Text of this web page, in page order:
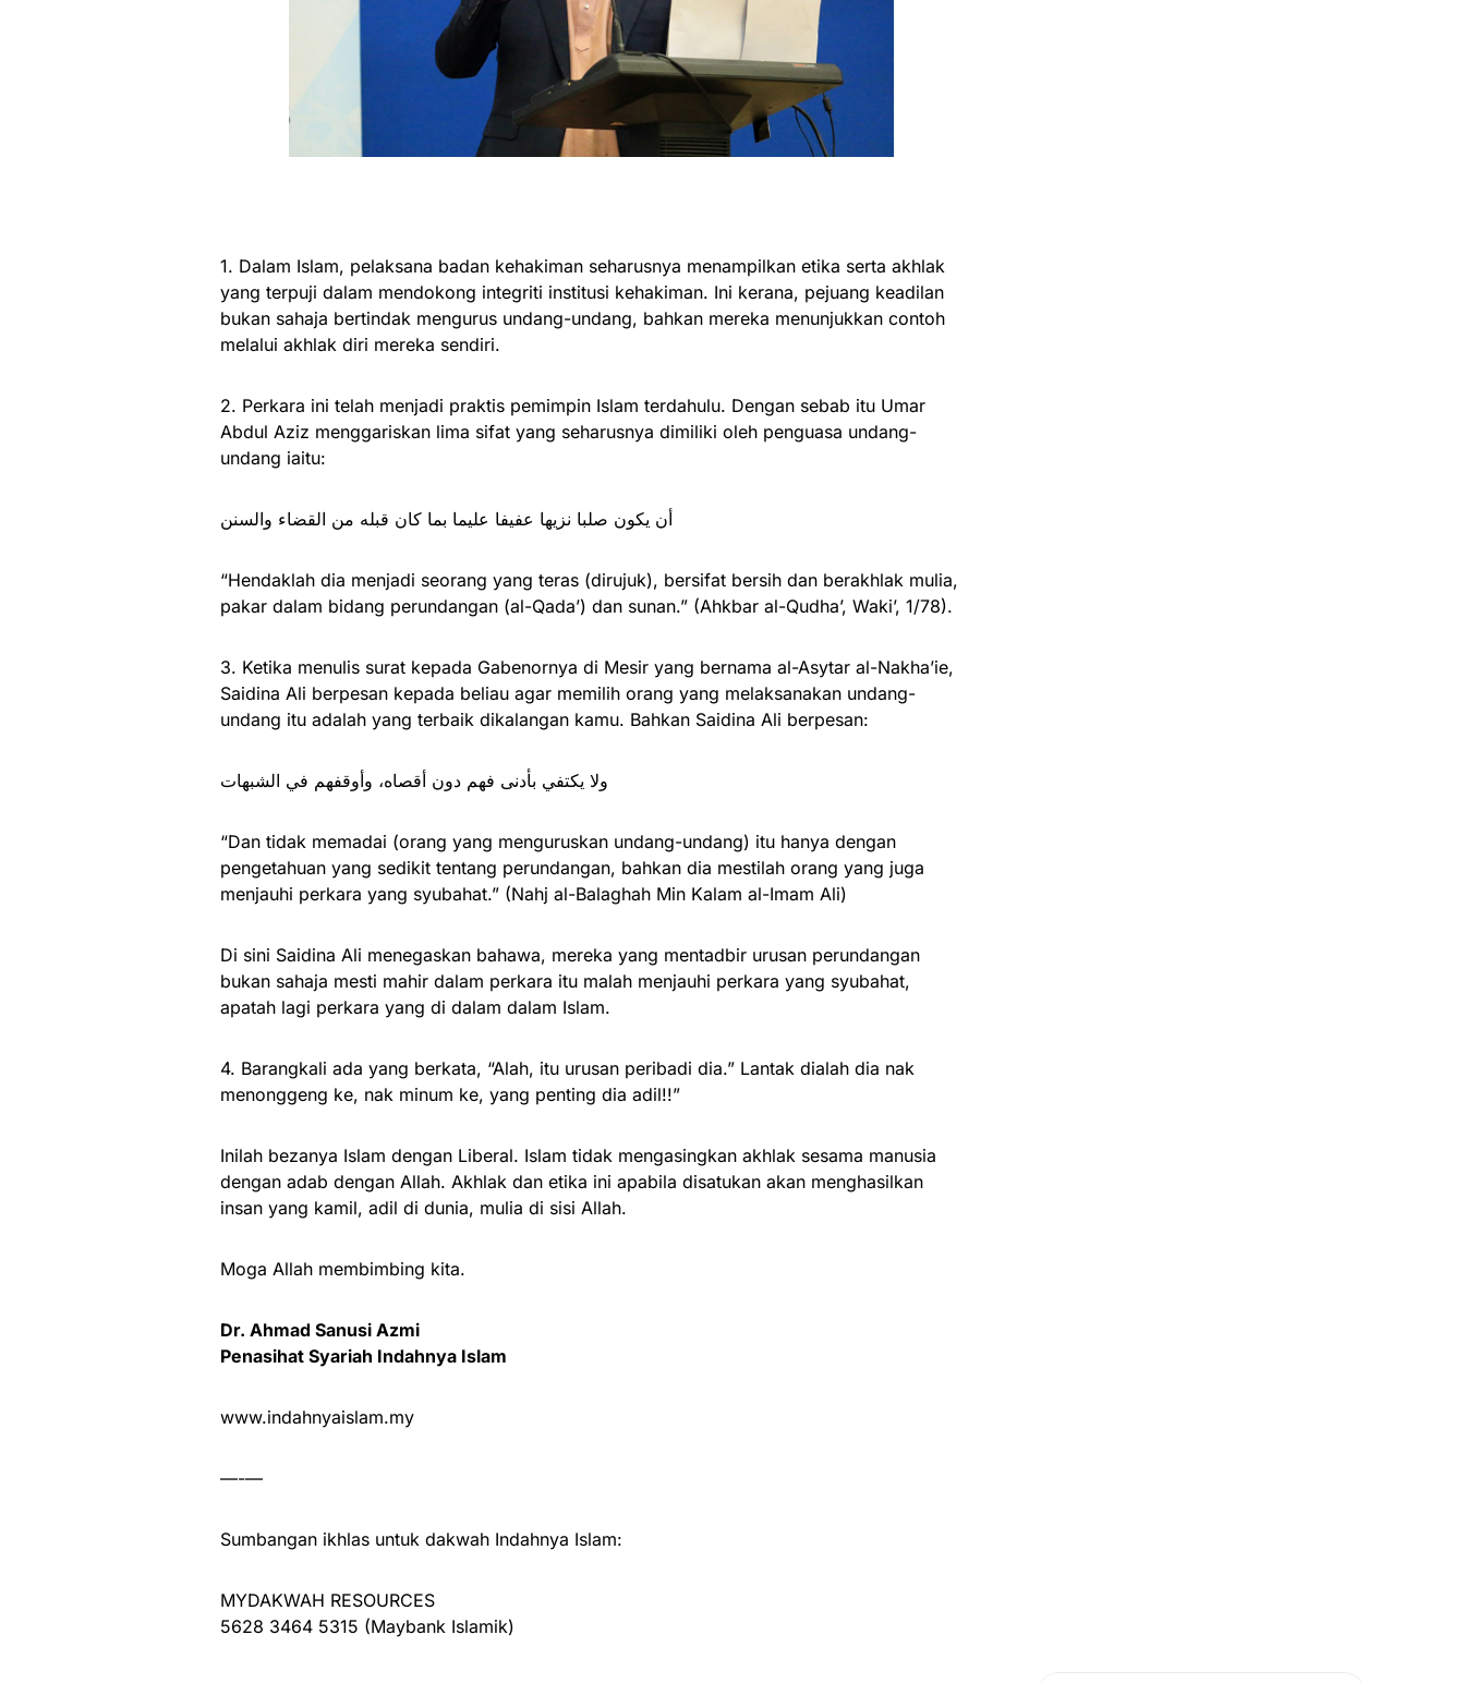
1. Dalam Islam, pelaksana badan kehakiman seharusnya menampilkan etika serta akhlak
yang terpuji dalam mendokong integriti institusi kehakiman. Ini kerana, pejuang keadilan
bukan sahaja bertindak mengurus undang-undang, bahkan mereka menunjukkan contoh
melalui akhlak diri mereka sendiri.
2. Perkara ini telah menjadi praktis pemimpin Islam terdahulu. Dengan sebab itu Umar
Abdul Aziz menggariskan lima sifat yang seharusnya dimiliki oleh penguasa undang-
undang iaitu:
أن يكون صلبا نزيها عفيفا عليما بما كان قبله من القضاء والسنن
“Hendaklah dia menjadi seorang yang teras (dirujuk), bersifat bersih dan berakhlak mulia,
pakar dalam bidang perundangan (al-Qada’) dan sunan.” (Ahkbar al-Qudha’, Waki’, 1/78).
3. Ketika menulis surat kepada Gabenornya di Mesir yang bernama al-Asytar al-Nakha’ie,
Saidina Ali berpesan kepada beliau agar memilih orang yang melaksanakan undang-
undang itu adalah yang terbaik dikalangan kamu. Bahkan Saidina Ali berpesan:
ولا يكتفي بأدنى فهم دون أقصاه، وأوقفهم في الشبهات
“Dan tidak memadai (orang yang menguruskan undang-undang) itu hanya dengan
pengetahuan yang sedikit tentang perundangan, bahkan dia mestilah orang yang juga
menjauhi perkara yang syubahat.” (Nahj al-Balaghah Min Kalam al-Imam Ali)
Di sini Saidina Ali menegaskan bahawa, mereka yang mentadbir urusan perundangan
bukan sahaja mesti mahir dalam perkara itu malah menjauhi perkara yang syubahat,
apatah lagi perkara yang di dalam dalam Islam.
4. Barangkali ada yang berkata, “Alah, itu urusan peribadi dia.” Lantak dialah dia nak
menonggeng ke, nak minum ke, yang penting dia adil!!”
Inilah bezanya Islam dengan Liberal. Islam tidak mengasingkan akhlak sesama manusia
dengan adab dengan Allah. Akhlak dan etika ini apabila disatukan akan menghasilkan
insan yang kamil, adil di dunia, mulia di sisi Allah.
Moga Allah membimbing kita.
Dr. Ahmad Sanusi Azmi
Penasihat Syariah Indahnya Islam
www.indahnyaislam.my
—-—
Sumbangan ikhlas untuk dakwah Indahnya Islam:
MYDAKWAH RESOURCES
5628 3464 5315 (Maybank Islamik)